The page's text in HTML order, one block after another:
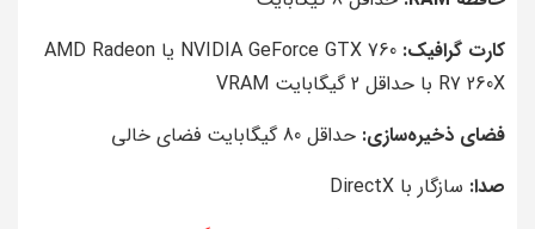
کارت گرافیک:
NVIDIA GeForce GTX 760 یا AMD Radeon
R7 260X با حداقل 2 گیگابایت VRAM
فضای ذخیره‌سازی: حداقل 80 گیگابایت فضای خالی
صدا: سازگار با DirectX